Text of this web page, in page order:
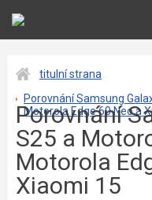
titulní strana
Porovnání Samsung
Motorola Edge 60 Neo a
Porovnání
S25 a
Motorola
Xiaomi 15